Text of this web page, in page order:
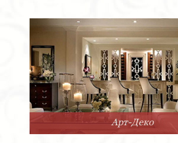
Арт-Деко